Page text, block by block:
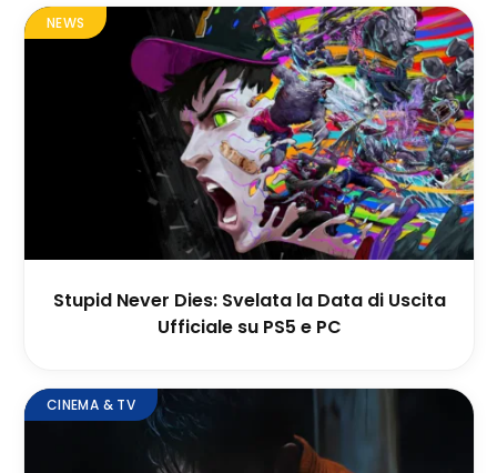
NEWS
Stupid Never Dies: Svelata la Data di Uscita
Ufficiale su PS5 e PC
CINEMA & TV